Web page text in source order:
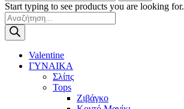
Start typing to see products you are looking for.
Products
search
Valentine
ΓΥΝΑΙΚΑ
Σλίπς
Tops
Ζιβάγκο